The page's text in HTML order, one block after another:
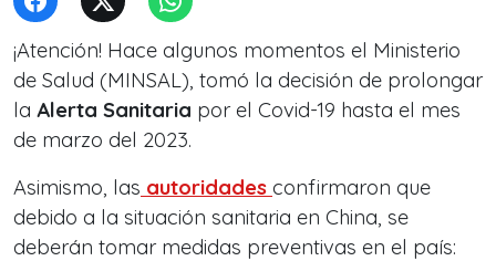
¡Atención! Hace algunos momentos el Ministerio
de Salud (MINSAL), tomó la decisión de prolongar
la Alerta Sanitaria por el Covid-19 hasta el mes
de marzo del 2023.
Asimismo, las autoridades confirmaron que
debido a la situación sanitaria en China, se
deberán tomar medidas preventivas en el país: